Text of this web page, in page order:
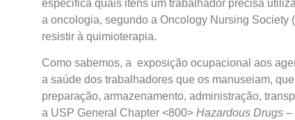
especifica quais itens um trabalhador precisa
a oncologia, segundo a Oncology Nursing Society
resistir à quimioterapia.
Como sabemos, a exposição ocupacional aos
a saúde dos trabalhadores que os manuseiam,
preparação, armazenamento, administração,
a USP General Chapter <800> Hazardous Drugs